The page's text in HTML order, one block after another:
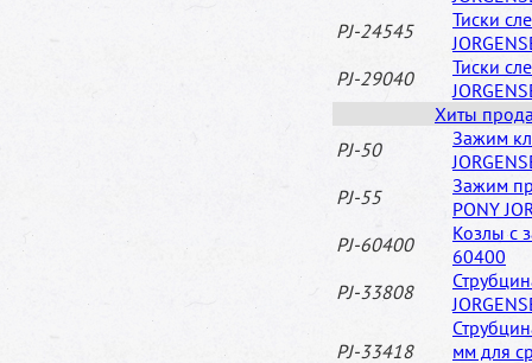
PJ-24545
Тиски
PJ-29040
Тиски
Хиты
PJ-50
Зажим
PJ-55
Зажим
PONY
PJ-60400
Козлы с
60400
PJ-33808
PJ-33418
мм для